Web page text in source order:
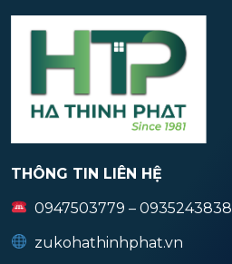
THÔNG TIN LIÊN HỆ
0947503779 – 0935243838
zukohathinhphat.vn